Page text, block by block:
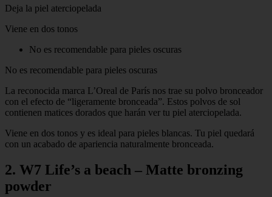
Deja la piel aterciopelada
Viene en dos tonos
No es recomendable para pieles oscuras
No es recomendable para pieles oscuras
La reconocida marca L’Oreal de París nos trae su polvo bronceador
con el efecto de “ligeramente bronceada”. Estos polvos de sol
contienen matices dorados que harán ver tu piel aterciopelada.
Viene en dos tonos y es ideal para pieles blancas. Tu piel quedará
con un acabado de apariencia naturalmente bronceada.
2. W7 Life’s a beach – Matte bronzing
powder